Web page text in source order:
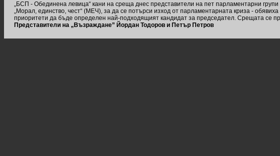
„БСП - Обединена левица“ кани на среща днес представители на пет парламентарни
„Морал, единство, чест“ (МЕЧ), за да се потърси изход от парламентарната криза -
приоритети да бъде определен най-подходящият кандидат за председател. Срещата се
Представители на „Възраждане” Йордан Тодоров и Петър Петров